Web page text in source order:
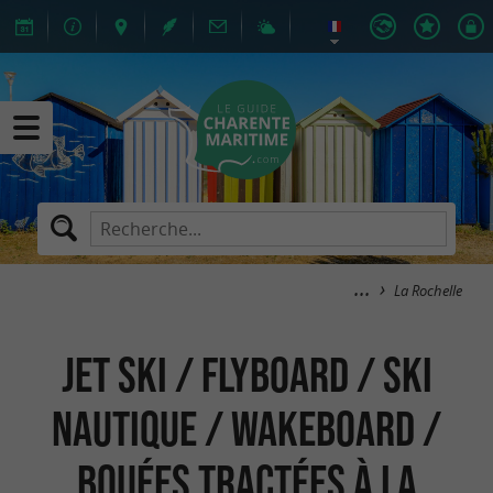
La Rochelle
Jet Ski / Flyboard / Ski
Nautique / Wakeboard /
Bouées Tractées à La